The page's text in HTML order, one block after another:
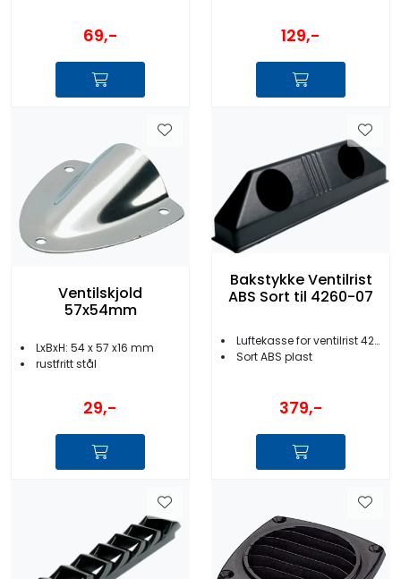
69,- 129,-
Ventilskjold
57x54mm
LxBxH: 54 x 57 x16 mm
rustfritt stål
29,-
Bakstykke Ventilrist
ABS Sort til 4260-07
Luftekasse for ventilrist 4260-07
Sort ABS plast
379,-